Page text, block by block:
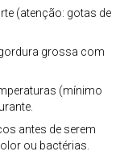
(atenção: gotas de
grossa com
(mínimo
antes de serem
ou bactérias.